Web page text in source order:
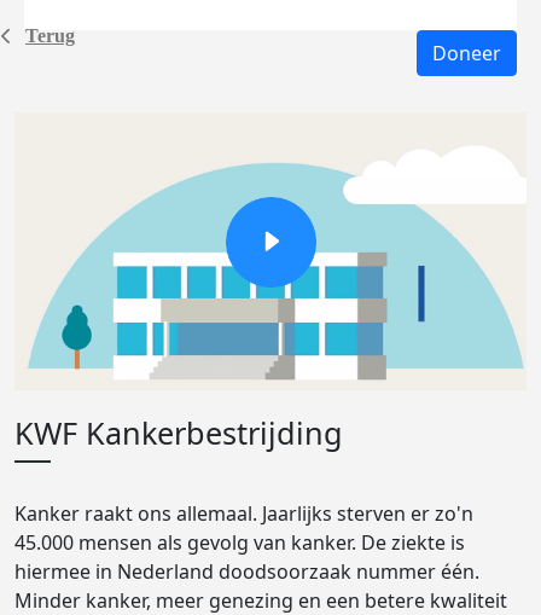
Terug
Doneer
KWF Kankerbestrijding
Kanker raakt ons allemaal. Jaarlijks sterven er zo'n
45.000 mensen als gevolg van kanker. De ziekte is
hiermee in Nederland doodsoorzaak nummer één.
Minder kanker, meer genezing en een betere kwaliteit